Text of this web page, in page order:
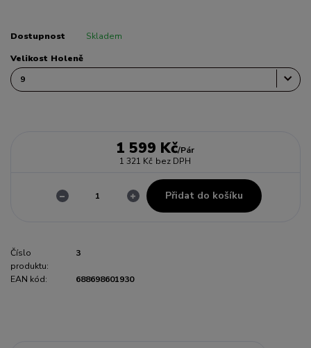
Dostupnost Skladem
Velikost Holeně
1 599 Kč/Pár
1 321 Kč bez DPH
Přidat do košíku
Číslo
produktu:
3
EAN kód: 688698601930